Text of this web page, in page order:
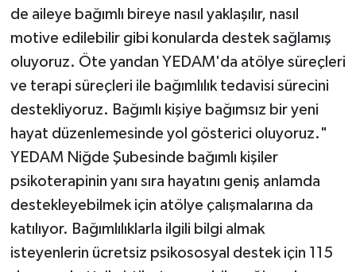
de aileye bağımlı bireye nasıl yaklaşılır, nasıl
motive edilebilir gibi konularda destek sağlamış
oluyoruz. Öte yandan YEDAM'da atölye süreçleri
ve terapi süreçleri ile bağımlılık tedavisi sürecini
destekliyoruz. Bağımlı kişiye bağımsız bir yeni
hayat düzenlemesinde yol gösterici oluyoruz."
YEDAM Niğde Şubesinde bağımlı kişiler
psikoterapinin yanı sıra hayatını geniş anlamda
destekleyebilmek için atölye çalışmalarına da
katılıyor. Bağımlılıklarla ilgili bilgi almak
isteyenlerin ücretsiz psikososyal destek için 115